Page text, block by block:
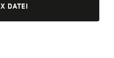
DATEI